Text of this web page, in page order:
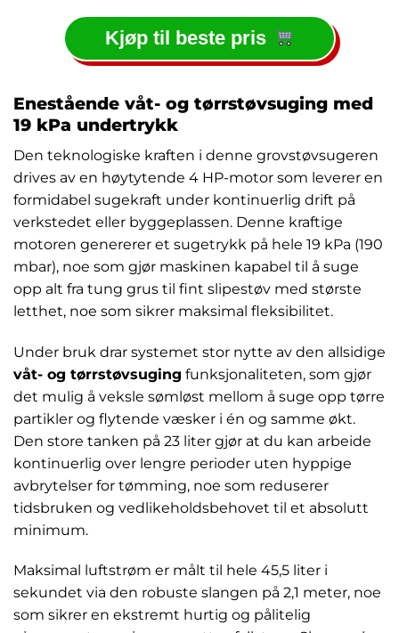
Kjøp til beste pris
Enestående våt- og tørrstøvsuging med
19 kPa undertrykk
Den teknologiske kraften i denne grovstøvsugeren
drives av en høytytende 4 HP-motor som leverer en
formidabel sugekraft under kontinuerlig drift på
verkstedet eller byggeplassen. Denne kraftige
motoren genererer et sugetrykk på hele 19 kPa (190
mbar), noe som gjør maskinen kapabel til å suge
opp alt fra tung grus til fint slipestøv med største
letthet, noe som sikrer maksimal fleksibilitet.
Under bruk drar systemet stor nytte av den allsidige
våt- og tørrstøvsuging funksjonaliteten, som gjør
det mulig å veksle sømløst mellom å suge opp tørre
partikler og flytende væsker i én og samme økt.
Den store tanken på 23 liter gjør at du kan arbeide
kontinuerlig over lengre perioder uten hyppige
avbrytelser for tømming, noe som reduserer
tidsbruken og vedlikeholdsbehovet til et absolutt
minimum.
Maksimal luftstrøm er målt til hele 45,5 liter i
sekundet via den robuste slangen på 2,1 meter, noe
som sikrer en ekstremt hurtig og pålitelig